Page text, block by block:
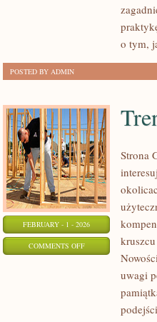
o tym,
POSTED BY ADMIN
FEBRUARY - 1 - 2026
COMMENTS OFFON
Strona
uwagi